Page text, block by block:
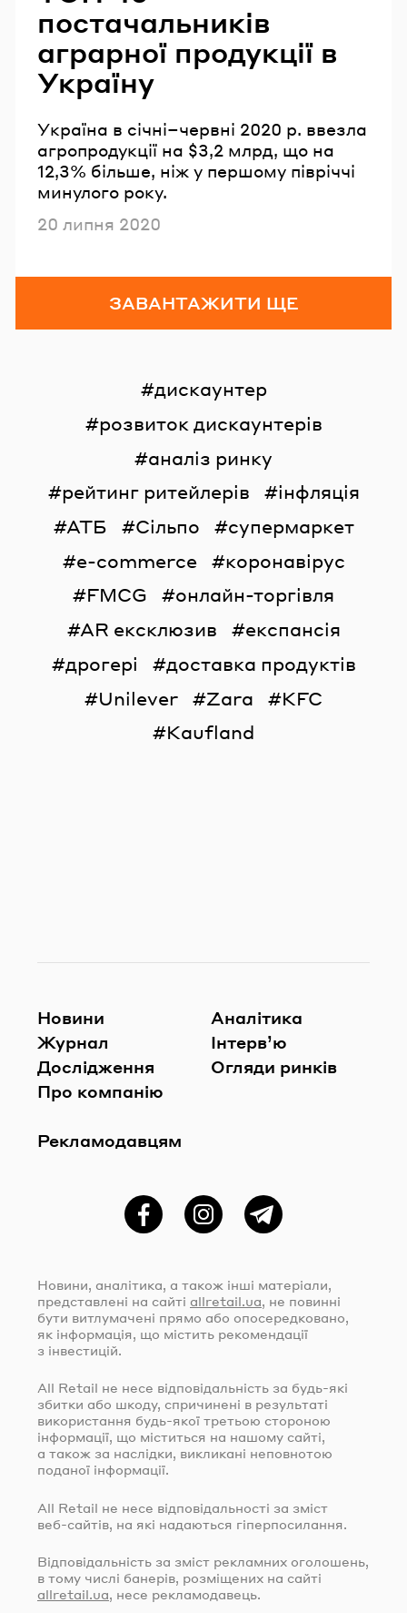
постачальників
аграрної продукції в
Україну
Україна в січні–червні 2020 р. ввезла
агропродукції на $3,2 млрд, що на
12,3% більше, ніж у першому півріччі
минулого року.
Опубліковано
20 липня 2020
ЗАВАНТАЖИТИ ЩЕ
дискаунтер
розвиток дискаунтерів
аналіз ринку
рейтинг ритейлерів
інфляція
АТБ
Сільпо
супермаркет
e-commerce
коронавірус
FMCG
онлайн-торгівля
AR ексклюзив
експансія
дрогері
доставка продуктів
Unilever
Zara
KFC
Kaufland
Новини
Журнал
Дослідження
Про компанію
Рекламодавцям
Аналітика
Інтерв’ю
Огляди ринків
ФейсбукInstagramTelegram
Новини, аналітика, а також інші матеріали,
представлені на сайті allretail.ua, не повинні
бути витлумачені прямо або опосередковано,
як інформація, що містить рекомендації
з інвестицій.
All Retail не несе відповідальність за будь-які
збитки або шкоду, спричинені в результаті
використання будь-якої третьою стороною
інформації, що міститься на нашому сайті,
а також за наслідки, викликані неповнотою
поданої інформації.
All Retail не несе відповідальності за зміст
веб-сайтів, на які надаються гіперпосилання.
Відповідальність за зміст рекламних оголошень,
в тому числі банерів, розміщених на сайті
allretail.ua, несе рекламодавець.